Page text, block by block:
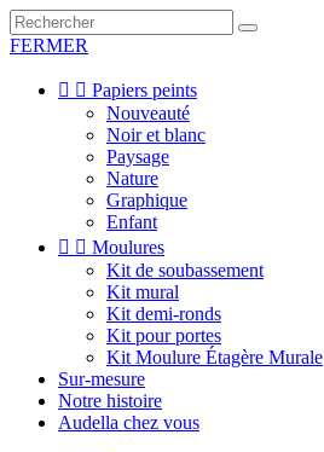
FERMER
  Papiers peints
Nouveauté
Noir et blanc
Paysage
Nature
Graphique
Enfant
  Moulures
Kit de soubassement
Kit mural
Kit demi-ronds
Kit pour portes
Kit Moulure Étagère Murale
Sur-mesure
Notre histoire
Audella chez vous